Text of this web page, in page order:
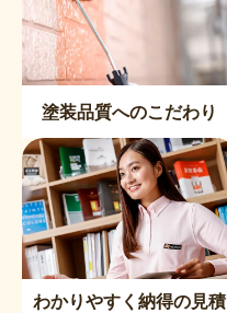
塗装品質へのこだわり
わかりやすく納得の見積